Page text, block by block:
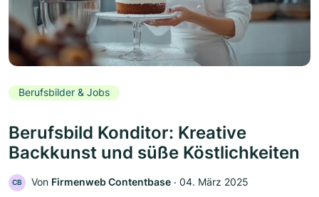
Berufsbilder & Jobs
Berufsbild Konditor: Kreative
Backkunst und süße Köstlichkeiten
CB Von Firmenweb Contentbase ‧ 04. März 2025